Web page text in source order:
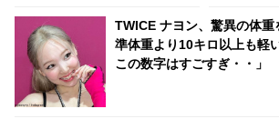
TWICE ナヨン、驚異の体
準体重より10キロ以上も軽
この数字はすごすぎ・・」